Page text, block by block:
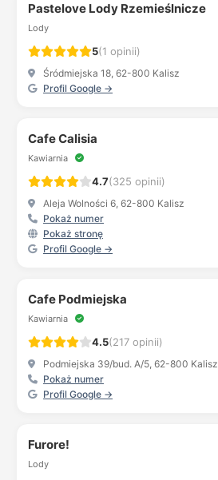
Pastelove Lody Rzemieślnicze
Lody
5(1 opinii)
Śródmiejska 18, 62-800 Kalisz
Profil Google →
Cafe Calisia
Kawiarnia
4.7(325 opinii)
Aleja Wolności 6, 62-800 Kalisz
Pokaż numer
Pokaż stronę
Profil Google →
Cafe Podmiejska
Kawiarnia
4.5(217 opinii)
Podmiejska 39/bud. A/5, 62-800 Kalisz
Pokaż numer
Profil Google →
Furore!
Lody